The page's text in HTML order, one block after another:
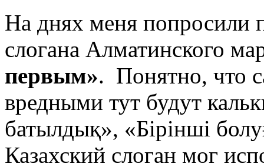
На днях меня попросили
слогана Алматинского
первым». Понятно, что
вредными тут будут
батылдық», «Бірінші
Казахский слоган мог